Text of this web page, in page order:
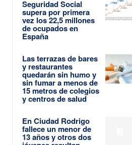
Seguridad Social
supera por primera
vez los 22,5 millones
de ocupados en
España
Las terrazas de bares
y restaurantes
quedarán sin humo y
sin fumar a menos de
15 metros de colegios
y centros de salud
En Ciudad Rodrigo
fallece un menor de
13 años y otros dos